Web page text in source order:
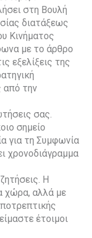
στη Βουλή
διατάξεως
Κινήματος
με το άρθρο
εξελίξεις της
από την
σας.
σημείο
για τη Συμφωνία
χρονοδιάγραμμα
Η
χώρα, αλλά με
έτοιμοι